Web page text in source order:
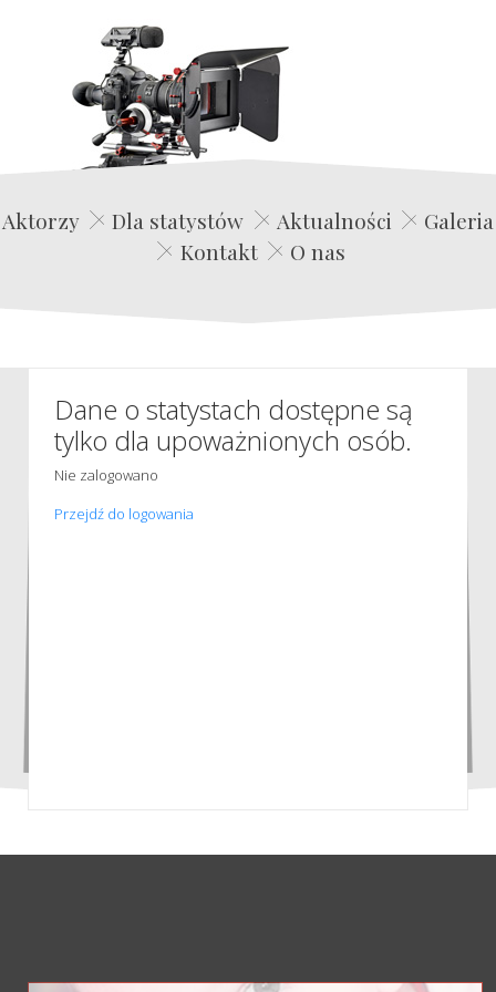
Edwin Film Agencja Aktorska
Aktorzy Dla statystów Aktualności
Galeria
Kontakt
O nas
Dane o statystach dostępne są
tylko dla upoważnionych osób.
Nie zalogowano
Przejdź do logowania